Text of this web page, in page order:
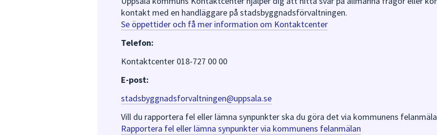
kontakt med en handläggare på stadsbyggnadsförvaltningen.
Se öppettider och få mer information om Kontaktcenter
Telefon:
Kontaktcenter 018-727 00 00
E-post:
stadsbyggnadsforvaltningen@uppsala.se
Vill du rapportera fel eller lämna synpunkter ska du göra det via kommunens
Rapportera fel eller lämna synpunkter via kommunens felanmälan